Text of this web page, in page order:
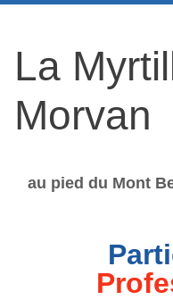
La
Morvan
au pied du Mont